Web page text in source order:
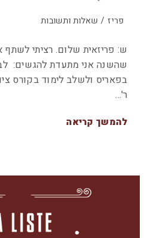
פריז / שאלות ותשובות
ש: פריזאית שלום. רציתי לשתף
שהשנה אני מתעדת להגשים:
בפאריס ולשלב לימוד בקורס
ר'…
להמשך קריאה